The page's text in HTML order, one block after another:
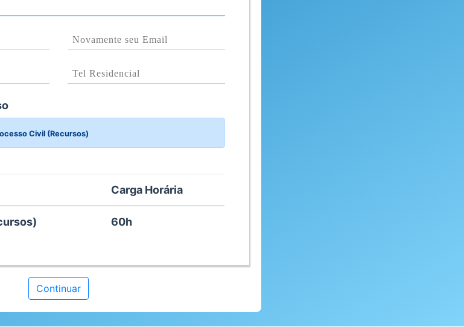
Civil (Recursos)
Carga Horária
60h
Continuar